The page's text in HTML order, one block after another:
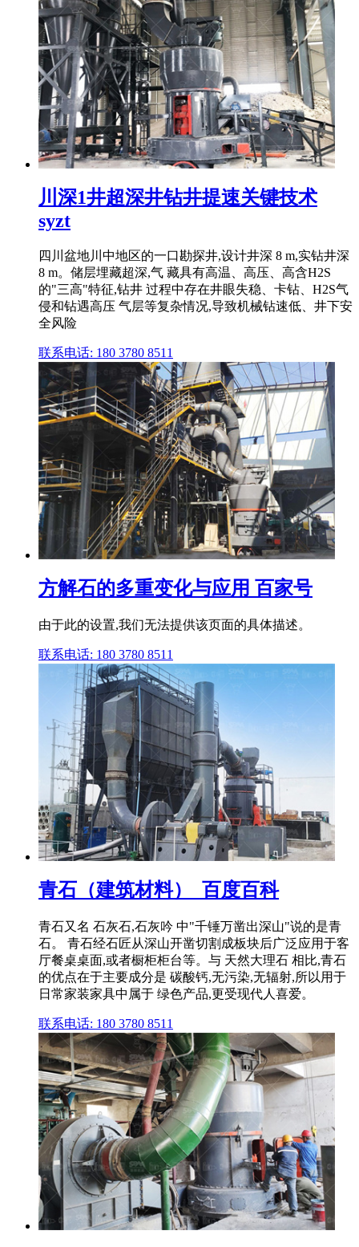
川深1井超深井钻井提速关键技术
syzt
四川盆地川中地区的一口勘探井,设计井深 8 m,实钻井深
8 m。储层埋藏超深,气 藏具有高温、高压、高含H2S
的"三高"特征,钻井 过程中存在井眼失稳、卡钻、H2S气
侵和钻遇高压 气层等复杂情况,导致机械钻速低、井下安
全风险
联系电话: 180 3780 8511
方解石的多重变化与应用 百家号
由于此的设置,我们无法提供该页面的具体描述。
联系电话: 180 3780 8511
青石（建筑材料）_百度百科
青石又名 石灰石,石灰吟 中"千锤万凿出深山"说的是青
石。 青石经石匠从深山开凿切割成板块后广泛应用于客
厅餐桌桌面,或者橱柜柜台等。与 天然大理石 相比,青石
的优点在于主要成分是 碳酸钙,无污染,无辐射,所以用于
日常家装家具中属于 绿色产品,更受现代人喜爱。
联系电话: 180 3780 8511